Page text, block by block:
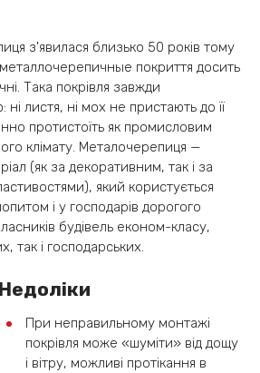
з'явилася близько 50 років тому
металлочерепичные покриття досить
Така покрівля завжди
листя, ні мох не пристають до її
протистоїть як промисловим
клімату. Металочерепиця —
(як за декоративним, так і за
який користується
і у господарів дорогого
будівель економ-класу,
так і господарських.
Недоліки
При неправильному монтажі
покрівля може «шуміти» від дощу
і вітру, можливі протікання в